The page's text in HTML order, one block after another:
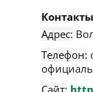
Адрес:
Телефон:
Сайт: